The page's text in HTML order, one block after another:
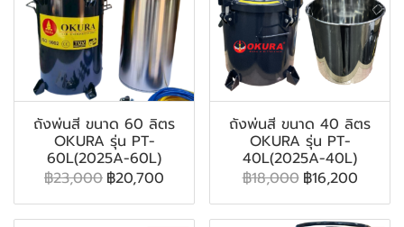
ถังพ่นสี ขนาด 60 ลิตร
OKURA รุ่น PT-
60L(2025A-60L)
฿23,000 ฿20,700
ถังพ่นสี ขนาด 40 ลิตร
OKURA รุ่น PT-
40L(2025A-40L)
฿18,000 ฿16,200